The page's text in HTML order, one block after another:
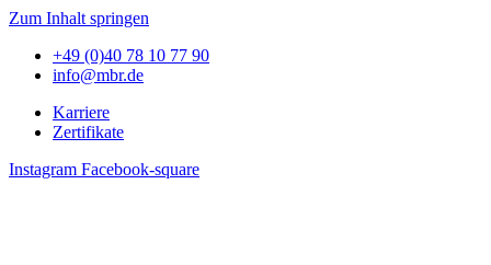
Zum Inhalt springen
+49 (0)40 78 10 77 90
info@mbr.de
Karriere
Zertifikate
Instagram Facebook-square